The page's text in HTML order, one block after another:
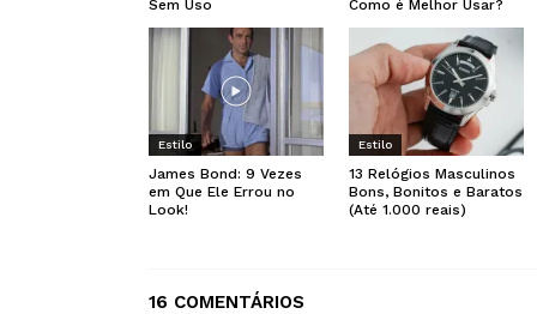
Sem Uso
Como é Melhor Usar?
Estilo
James Bond: 9 Vezes
em Que Ele Errou no
Look!
Estilo
13 Relógios Masculinos
Bons, Bonitos e Baratos
(Até 1.000 reais)
16 COMENTÁRIOS